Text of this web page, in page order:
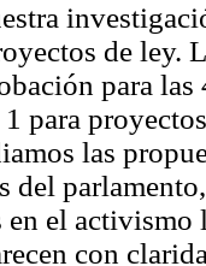
de ley.
para
para
las
del
en el
con